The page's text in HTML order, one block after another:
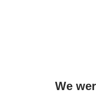
We